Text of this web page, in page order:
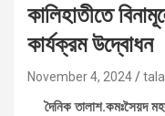
কালিহাতীতে
কার্যক্রম উদ্বোধন
November 4, 2024
দৈনিক তালাশ.কমঃসৈয়দ